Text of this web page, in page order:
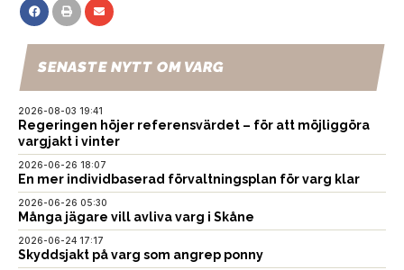
SENASTE NYTT OM VARG
2026-08-03 19:41
Regeringen höjer referensvärdet – för att möjliggöra
vargjakt i vinter
2026-06-26 18:07
En mer individbaserad förvaltningsplan för varg klar
2026-06-26 05:30
Många jägare vill avliva varg i Skåne
2026-06-24 17:17
Skyddsjakt på varg som angrep ponny